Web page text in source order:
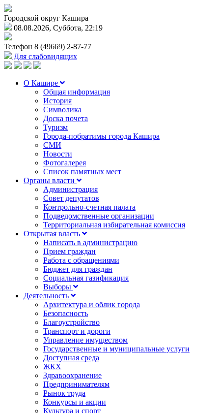
Городской округ Кашира
08.08.2026, Суббота, 22:19
Телефон 8 (49669) 2-87-77
Для слабовидящих
О Кашире
Общая информация
История
Символика
Доска почета
Туризм
Города-побратимы города Кашира
СМИ
Новости
Фотогалерея
Список памятных мест
Органы власти
Администрация
Совет депутатов
Контрольно-счетная палата
Подведомственные организации
Территориальная избирательная комиссия
Открытая власть
Написать в администрацию
Прием граждан
Работа с обращениями
Бюджет для граждан
Социальная газификация
Выборы
Деятельность
Архитектура и облик города
Безопасность
Благоустройство
Транспорт и дороги
Управление имуществом
Государственные и муниципальные услуги
Доступная среда
ЖКХ
Здравоохранение
Предпринимателям
Рынок труда
Конкурсы и акции
Культура и спорт